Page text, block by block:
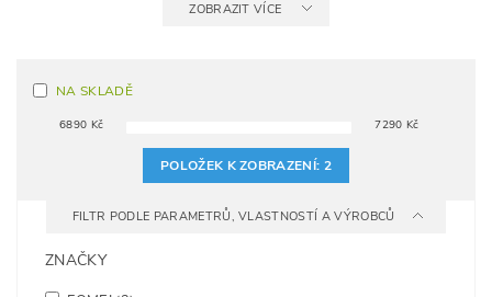
ZOBRAZIT VÍCE
NA SKLADĚ
6890 Kč 7290 Kč
POLOŽEK K ZOBRAZENÍ: 2
FILTR PODLE PARAMETRŮ, VLASTNOSTÍ A VÝROBCŮ
ZNAČKY